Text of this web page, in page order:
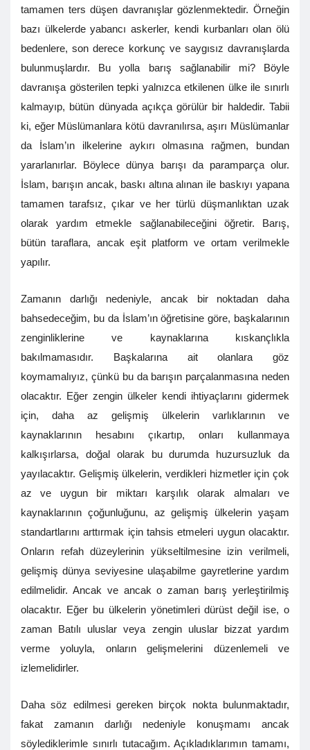
tamamen ters düşen davranışlar gözlenmektedir. Örneğin
bazı ülkelerde yabancı askerler, kendi kurbanları olan ölü
bedenlere, son derece korkunç ve saygısız davranışlarda
bulunmuşlardır. Bu yolla barış sağlanabilir mi? Böyle
davranışa gösterilen tepki yalnızca etkilenen ülke ile sınırlı
kalmayıp, bütün dünyada açıkça görülür bir haldedir. Tabii
ki, eğer Müslümanlara kötü davranılırsa, aşırı Müslümanlar
da İslam’ın ilkelerine aykırı olmasına rağmen, bundan
yararlanırlar. Böylece dünya barışı da paramparça olur.
İslam, barışın ancak, baskı altına alınan ile baskıyı yapana
tamamen tarafsız, çıkar ve her türlü düşmanlıktan uzak
olarak yardım etmekle sağlanabileceğini öğretir. Barış,
bütün taraflara, ancak eşit platform ve ortam verilmekle
yapılır.
Zamanın darlığı nedeniyle, ancak bir noktadan daha
bahsedeceğim, bu da İslam’ın öğretisine göre, başkalarının
zenginliklerine ve kaynaklarına kıskançlıkla
bakılmamasıdır. Başkalarına ait olanlara göz
koymamalıyız, çünkü bu da barışın parçalanmasına neden
olacaktır. Eğer zengin ülkeler kendi ihtiyaçlarını gidermek
için, daha az gelişmiş ülkelerin varlıklarının ve
kaynaklarının hesabını çıkartıp, onları kullanmaya
kalkışırlarsa, doğal olarak bu durumda huzursuzluk da
yayılacaktır. Gelişmiş ülkelerin, verdikleri hizmetler için çok
az ve uygun bir miktarı karşılık olarak almaları ve
kaynaklarının çoğunluğunu, az gelişmiş ülkelerin yaşam
standartlarını arttırmak için tahsis etmeleri uygun olacaktır.
Onların refah düzeylerinin yükseltilmesine izin verilmeli,
gelişmiş dünya seviyesine ulaşabilme gayretlerine yardım
edilmelidir. Ancak ve ancak o zaman barış yerleştirilmiş
olacaktır. Eğer bu ülkelerin yönetimleri dürüst değil ise, o
zaman Batılı uluslar veya zengin uluslar bizzat yardım
verme yoluyla, onların gelişmelerini düzenlemeli ve
izlemelidirler.
Daha söz edilmesi gereken birçok nokta bulunmaktadır,
fakat zamanın darlığı nedeniyle konuşmamı ancak
söylediklerimle sınırlı tutacağım. Açıkladıklarımın tamamı,